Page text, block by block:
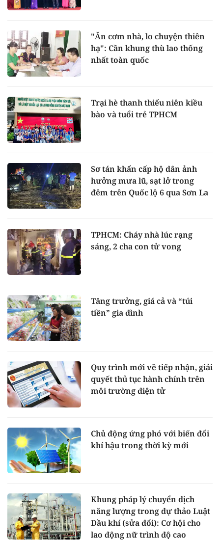
"Ăn cơm nhà, lo chuyện thiên
hạ": Cần khung thù lao thống
nhất toàn quốc
Trại hè thanh thiếu niên kiều
bào và tuổi trẻ TPHCM
Sơ tán khẩn cấp hộ dân ảnh
hưởng mưa lũ, sạt lở trong
đêm trên Quốc lộ 6 qua Sơn La
TPHCM: Cháy nhà lúc rạng
sáng, 2 cha con tử vong
Tăng trưởng, giá cả và “túi
tiền” gia đình
Quy trình mới về tiếp nhận, giải
quyết thủ tục hành chính trên
môi trường điện tử
Chủ động ứng phó với biến đổi
khí hậu trong thời kỳ mới
Khung pháp lý chuyển dịch
năng lượng trong dự thảo Luật
Dầu khí (sửa đổi): Cơ hội cho
lao động nữ trình độ cao